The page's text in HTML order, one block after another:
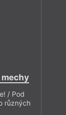
/ Pod
různých